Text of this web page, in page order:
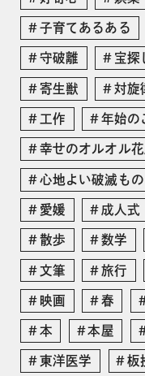
子育てあるある
守破離 宝探
寄生獣 対旋
工作 年始の
幸せのオルオル
心地よい破滅もの
愛媛 成人式
散歩 数学
文筆 旅行
映画 春
本 本屋
東洋医学 板